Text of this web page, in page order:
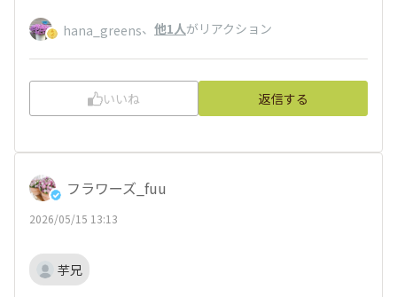
hana_greens、 他1人がリアクション
いいね 返信する
フラワーズ_fuu
2026/05/15 13:13
芋兄